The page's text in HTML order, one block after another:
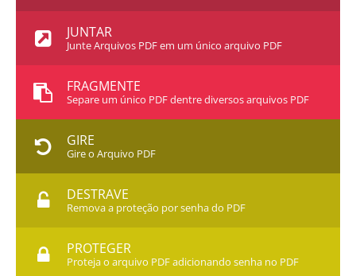
JUNTAR
Junte Arquivos PDF em um único arquivo PDF
FRAGMENTE
Separe um único PDF dentre diversos arquivos PDF
GIRE
Gire o Arquivo PDF
DESTRAVE
Remova a proteção por senha do PDF
PROTEGER
Proteja o arquivo PDF adicionando senha no PDF